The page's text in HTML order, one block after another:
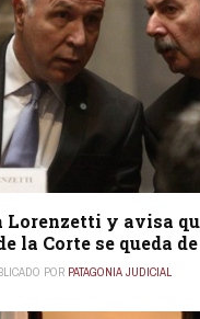
Lorenzetti y avisa
la Corte se queda
POR PATAGONIA JUDICIAL